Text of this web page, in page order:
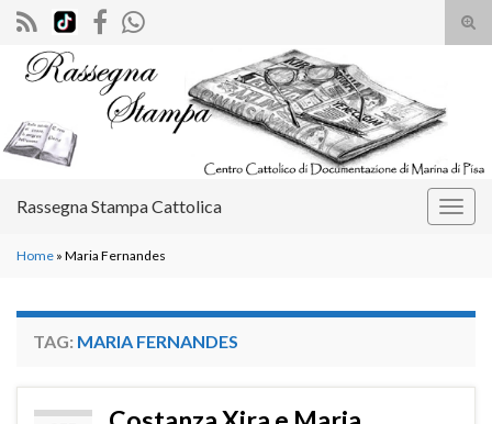
il
Search for:
Rassegna Stampa Cattolica
Home » Maria Fernandes
TAG: MARIA FERNANDES